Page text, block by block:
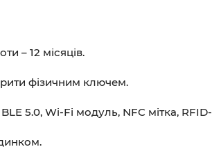
– 12 місяців.
фізичним ключем.
5.0, Wi-Fi модуль, NFC мітка,